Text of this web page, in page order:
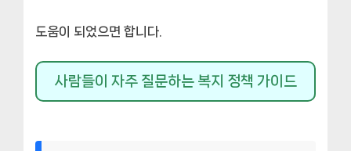
도움이 되었으면 합니다.
사람들이 자주 질문하는 복지 정책 가이드